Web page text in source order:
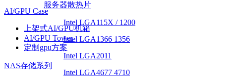
服务器散热片
Intel LGA115X / 1200
Intel LGA1366 1356
Intel LGA2011
Intel LGA4677 4710
AI/GPU Case
上架式AI/GPU机箱
AI/GPU Tower
定制gpu方案
NAS存储系列